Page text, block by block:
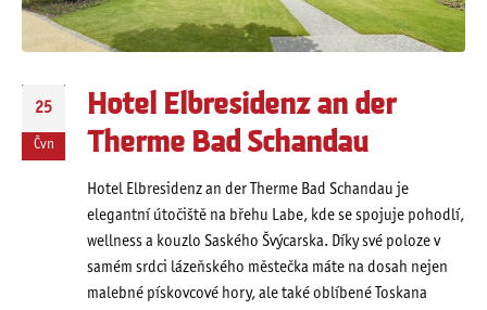
25
Čvn
Hotel Elbresidenz an der
Therme Bad Schandau
Hotel Elbresidenz an der Therme Bad Schandau je
elegantní útočiště na břehu Labe, kde se spojuje pohodlí,
wellness a kouzlo Saského Švýcarska. Díky své poloze v
samém srdci lázeňského městečka máte na dosah nejen
malebné pískovcové hory, ale také oblíbené Toskana